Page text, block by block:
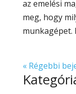
az emelési
meg, hogy
munkagépet.
« Régebbi